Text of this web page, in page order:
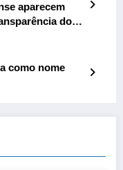
aparecem
do
como nome